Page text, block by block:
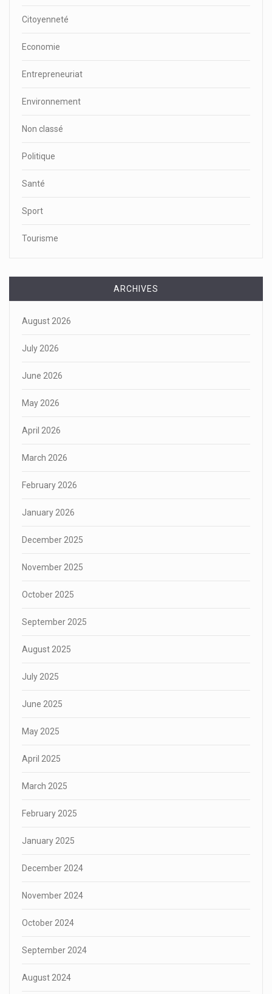
Citoyenneté
Economie
Entrepreneuriat
Environnement
Non classé
Politique
Santé
Sport
Tourisme
ARCHIVES
August 2026
July 2026
June 2026
May 2026
April 2026
March 2026
February 2026
January 2026
December 2025
November 2025
October 2025
September 2025
August 2025
July 2025
June 2025
May 2025
April 2025
March 2025
February 2025
January 2025
December 2024
November 2024
October 2024
September 2024
August 2024